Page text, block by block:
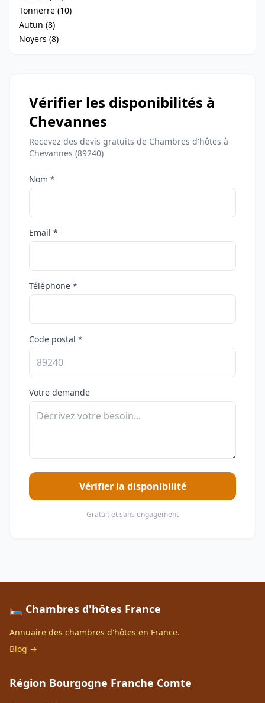
Tonnerre (10)
Autun (8)
Noyers (8)
Vérifier les disponibilités à
Chevannes
Recevez des devis gratuits de Chambres d'hôtes à
Chevannes (89240)
Nom *
Email *
Téléphone *
Code postal *
Votre demande
Vérifier la disponibilité
Gratuit et sans engagement
🛏️ Chambres d'hôtes France
Annuaire des chambres d'hôtes en France.
Blog →
Région Bourgogne Franche Comte